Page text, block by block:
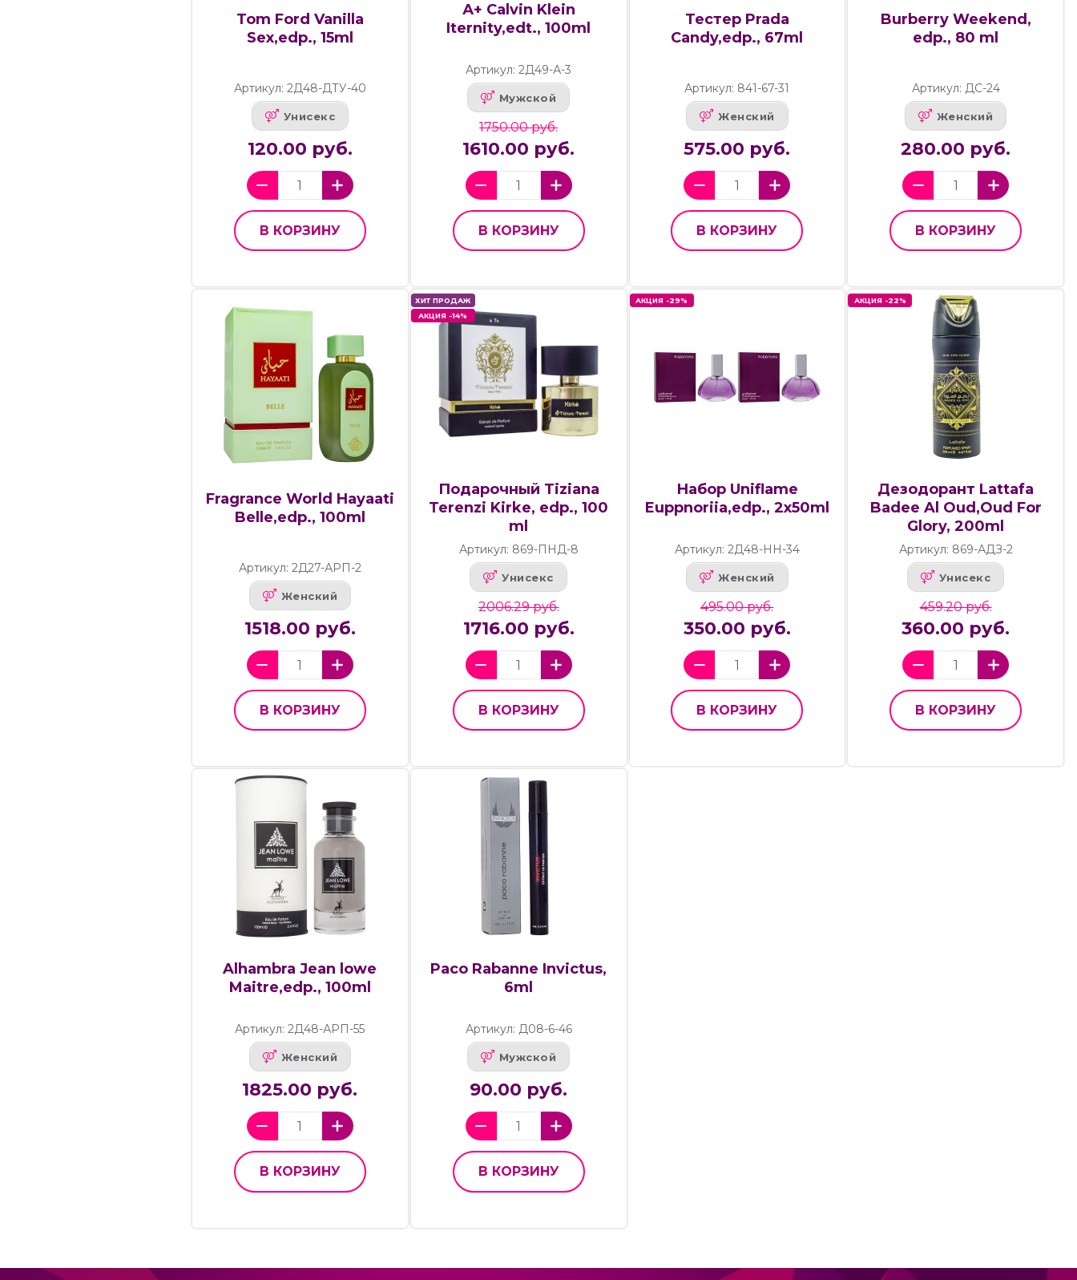
Tom Ford Vanilla
Sex,edp., 15ml
Артикул: 2Д48-ДТУ-40
Унисекс
120.00 руб.
В КОРЗИНУ
А+ Calvin Klein
Iternity,edt., 100ml
Артикул: 2Д49-А-3
Мужской
1750.00 руб.
1610.00 руб.
В КОРЗИНУ
Тестер Prada
Candy,edp., 67ml
Артикул: 841-67-31
Женский
575.00 руб.
В КОРЗИНУ
Burberry Weekend,
edp., 80 ml
Артикул: ДС-24
Женский
280.00 руб.
В КОРЗИНУ
Fragrance World Hayaati
Belle,edp., 100ml
Артикул: 2Д27-АРП-2
Женский
1518.00 руб.
В КОРЗИНУ
ХИТ ПРОДАЖ
АКЦИЯ -14%
Подарочный Tiziana
Terenzi Kirke, edp., 100
ml
Артикул: 869-ПНД-8
Унисекс
2006.29 руб.
1716.00 руб.
В КОРЗИНУ
АКЦИЯ -29%
Набор Uniflame
Euppnoriia,edp., 2х50ml
Артикул: 2Д48-НН-34
Женский
495.00 руб.
350.00 руб.
В КОРЗИНУ
АКЦИЯ -22%
Дезодорант Lattafa
Badee Al Oud,Oud For
Glory, 200ml
Артикул: 869-АДЗ-2
Унисекс
459.20 руб.
360.00 руб.
В КОРЗИНУ
Alhambra Jean lowe
Maitre,edp., 100ml
Артикул: 2Д48-АРП-55
Женский
1825.00 руб.
В КОРЗИНУ
Paco Rabanne Invictus,
6ml
Артикул: Д08-6-46
Мужской
90.00 руб.
В КОРЗИНУ